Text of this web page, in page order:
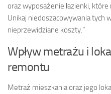
oraz wyposażenie łazienki,
Unikaj niedoszacowywania tych
nieprzewidziane koszty.”
Wpływ metrażu i
remontu
Metraż mieszkania oraz jego